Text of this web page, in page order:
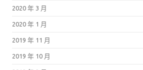
2020 年 3 月
2020 年 1 月
2019 年 11 月
2019 年 10 月